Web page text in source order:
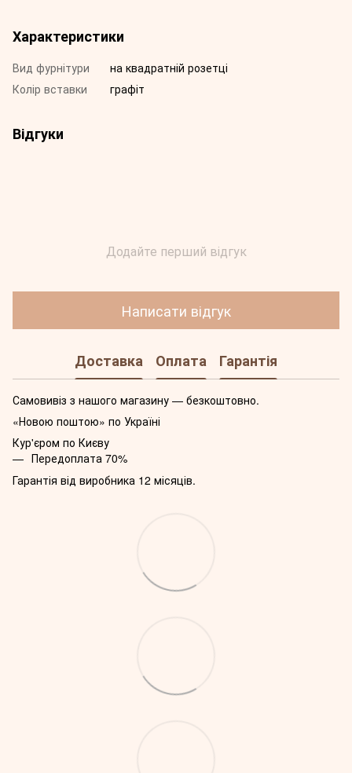
Характеристики
Вид фурнітури
на квадратній розетці
Колір вставки
графіт
Відгуки
Додайте перший відгук
Написати відгук
Доставка Оплата Гарантія
Самовивіз з нашого магазину — безкоштовно.
«Новою поштою» по Україні
Кур'єром по Києву
Передоплата 70%
Гарантія від виробника 12 місяців.